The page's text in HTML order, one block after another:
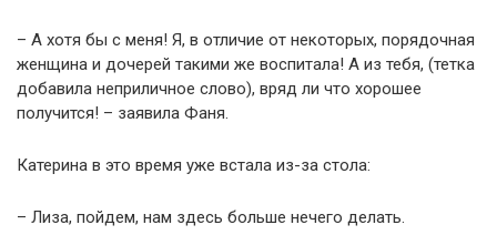
– А хотя бы с меня! Я, в отличие от некоторых, порядочная
женщина и дочерей такими же воспитала! А из тебя, (тетка
добавила неприличное слово), вряд ли что хорошее
получится! – заявила Фаня.
Катерина в это время уже встала из-за стола:
– Лиза, пойдем, нам здесь больше нечего делать.